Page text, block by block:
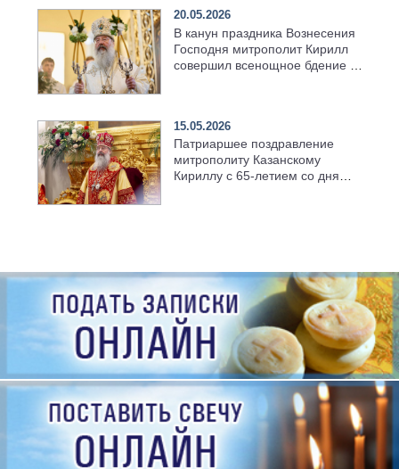
20.05.2026
В канун праздника Вознесения
Господня митрополит Кирилл
совершил всенощное бдение в
15.05.2026
Патриаршее поздравление
митрополиту Казанскому
Кириллу с 65-летием со дня